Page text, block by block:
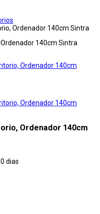
Ordenador 140cm Sintra
Ordenador 140cm
dias